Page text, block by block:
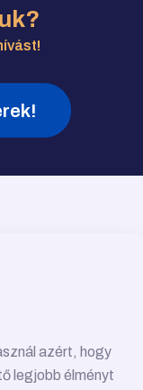
azért, hogy
legjobb élményt